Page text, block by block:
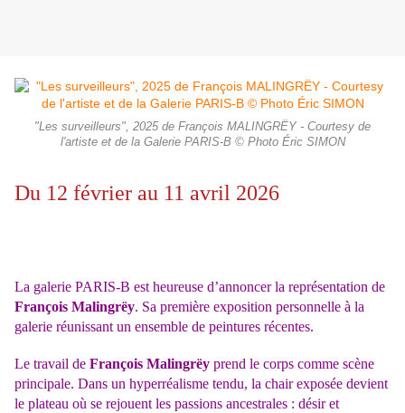
"Les surveilleurs", 2025 de François MALINGRËY - Courtesy de
l'artiste et de la Galerie PARIS-B © Photo Éric SIMON
Du 12 février au 11 avril 2026
La galerie PARIS-B est heureuse d’annoncer la représentation de
François Malingrëy. Sa première exposition personnelle à la
galerie réunissant un ensemble de peintures récentes.
Le travail de François Malingrëy prend le corps comme scène
principale. Dans un hyperréalisme tendu, la chair exposée devient
le plateau où se rejouent les passions ancestrales : désir et